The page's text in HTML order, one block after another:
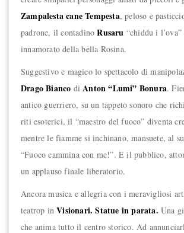
Zampalesta cane Tempesta, peloso e
padrone, il contadinoRusaru “chiddu i l’ova”
innamorato della bella Rosina.
Suggestivo e magico lo spettacolo di
Drago Bianco diAnton “Lumi” Bonura.
antico guerriero, su un tappeto sonoro che
riti esoterici, il “maestro del fuoco” diventa
mentre le fiamme si inchinano, mansuete, al
“Fuoco cammina con me!”. E il pubblico,
un applauso finale liberatorio.
Ancora musica e allegria con i meravigliosi
teatrop inVisionari. Statue in parata. Una
che anima tutto il centro storico. Ad